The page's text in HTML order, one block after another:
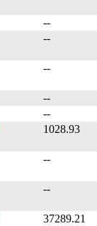
--
--
--
--
--
1028.93
--
--
37289.21